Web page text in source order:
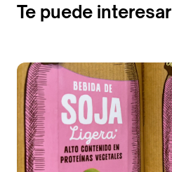
Te puede interesar